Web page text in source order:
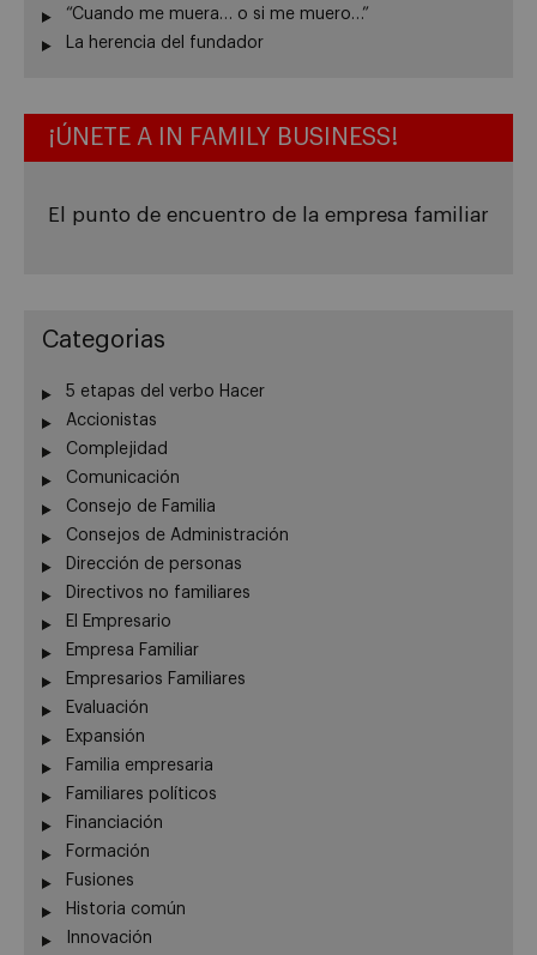
“Cuando me muera… o si me muero…”
La herencia del fundador
¡ÚNETE A IN FAMILY BUSINESS!
El punto de encuentro de la empresa familiar
Categorias
5 etapas del verbo Hacer
Accionistas
Complejidad
Comunicación
Consejo de Familia
Consejos de Administración
Dirección de personas
Directivos no familiares
El Empresario
Empresa Familiar
Empresarios Familiares
Evaluación
Expansión
Familia empresaria
Familiares políticos
Financiación
Formación
Fusiones
Historia común
Innovación